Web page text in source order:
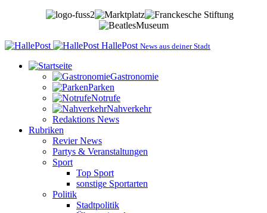
HallePost News aus deiner Stadt
Gastronomie
Parken
Notrufe
Nahverkehr
Redaktions News
Rubriken
Revier News
Partys & Veranstaltungen
Sport
Top Sport
sonstige Sportarten
Politik
Stadtpolitik